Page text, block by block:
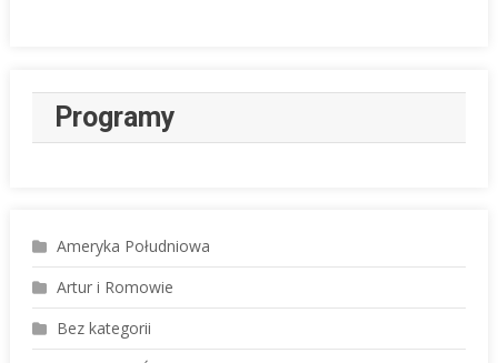
Programy
Ameryka Południowa
Artur i Romowie
Bez kategorii